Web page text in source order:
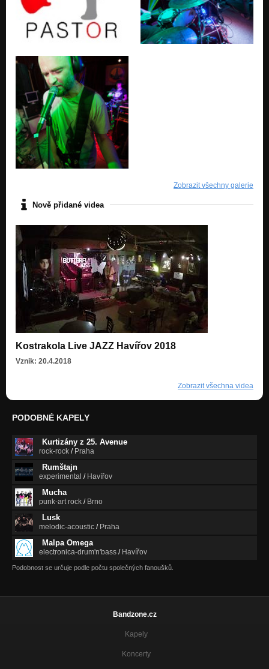
Zobrazit všechny galerie
Nově přidané videa
Kostrakola Live JAZZ Havířov 2018
Vznik: 20.4.2018
Zobrazit všechna videa
PODOBNÉ KAPELY
Kurtizány z 25. Avenue
rock-rock / Praha
Rumštajn
experimental / Havířov
Mucha
punk-art rock / Brno
Lusk
melodic-acoustic / Praha
Malpa Omega
electronica-drum'n'bass / Havířov
Podobnost se určuje podle počtu společných fanoušků.
Bandzone.cz
Kapely
Koncerty